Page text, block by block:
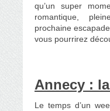
qu’un super
romantique,
prochaine
vous pourrirez
Annecy :
Le temps d’un